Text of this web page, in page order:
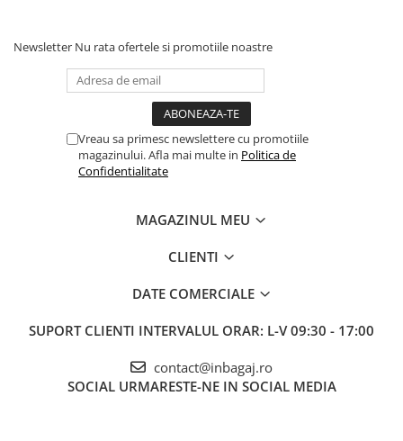
Newsletter Nu rata ofertele si promotiile noastre
Vreau sa primesc newslettere cu promotiile
magazinului. Afla mai multe in Politica de
Confidentialitate
MAGAZINUL MEU
CLIENTI
DATE COMERCIALE
SUPORT CLIENTI INTERVALUL ORAR: L-V 09:30 - 17:00
contact@inbagaj.ro
SOCIAL URMARESTE-NE IN SOCIAL MEDIA